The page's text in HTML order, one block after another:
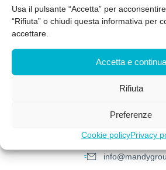
Usa il pulsante “Accetta” per
“Rifiuta” o chiudi questa informativa per
accettare.
Accetta e continua
Rifiuta
Preferenze
Cookie policyPrivacy
normativi e i contenuti tecnici tra cui i
le norme tecniche EN 1004. Un
Pratico) è invece composto dalla
vengono applicate le nozioni
Contattaci